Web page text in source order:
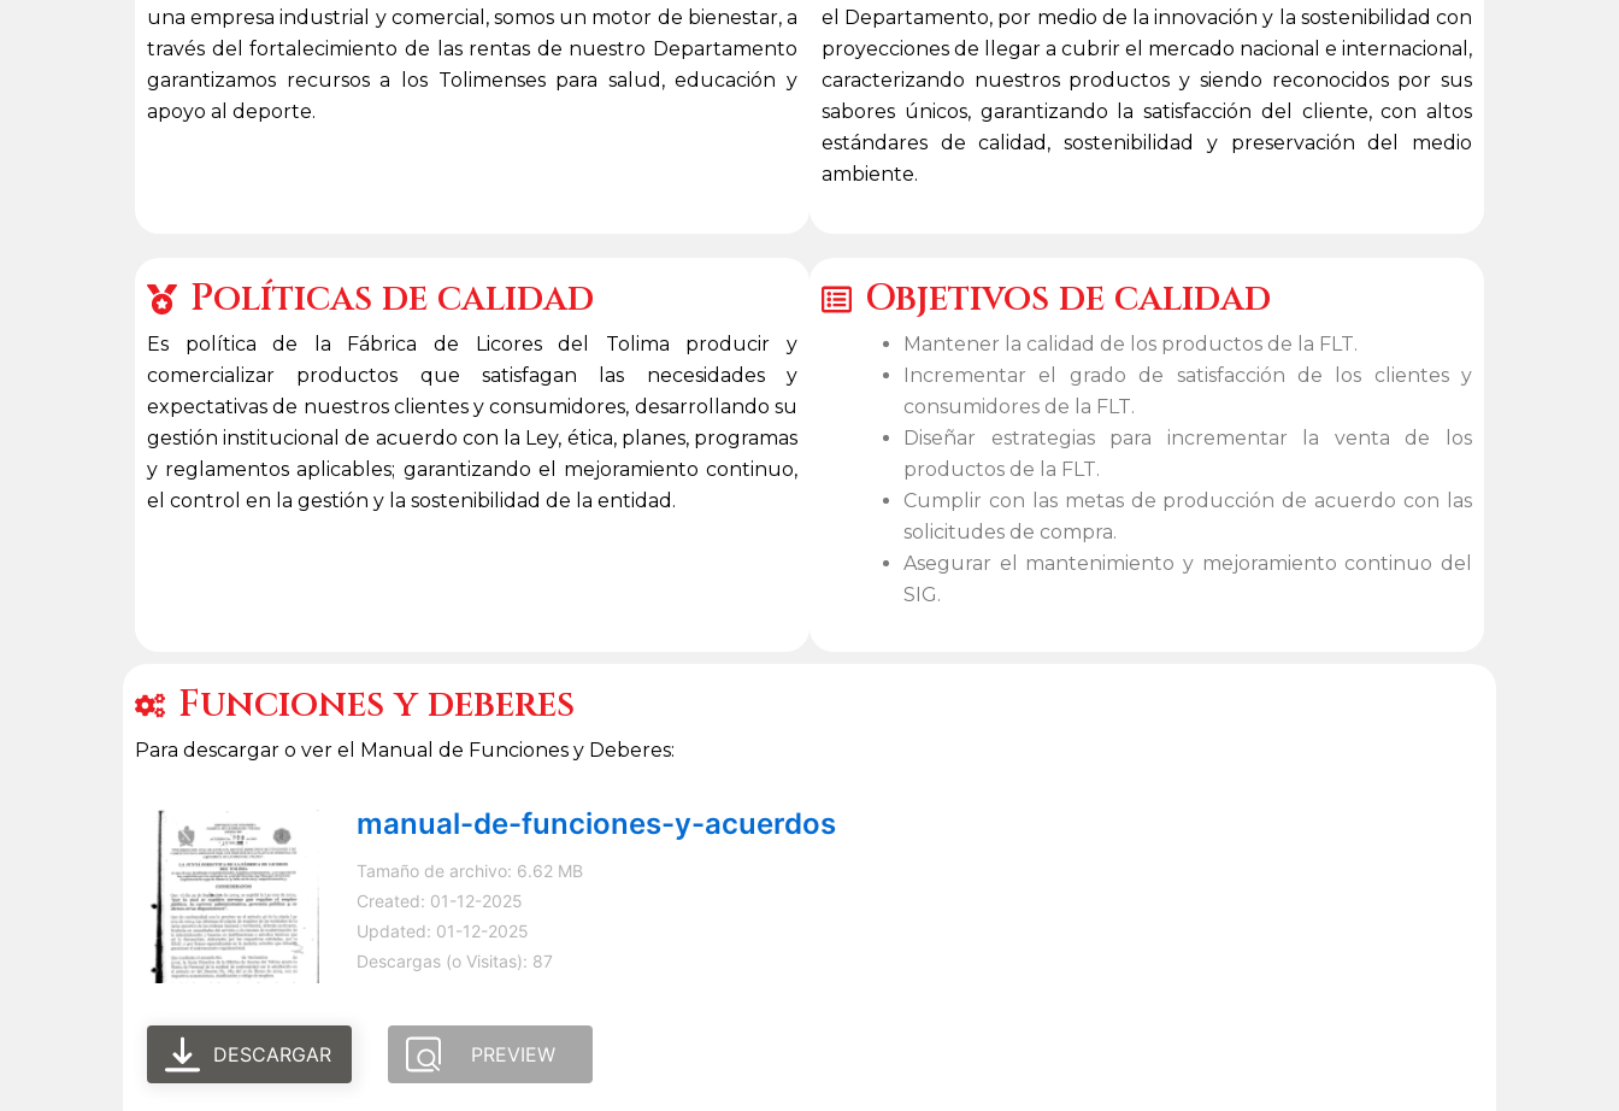
una empresa industrial y comercial, somos un motor de bienestar, a
través del fortalecimiento de las rentas de nuestro Departamento
garantizamos recursos a los Tolimenses para salud, educación y
apoyo al deporte.
el Departamento, por medio de la innovación y la sostenibilidad con
proyecciones de llegar a cubrir el mercado nacional e internacional,
caracterizando nuestros productos y siendo reconocidos por sus
sabores únicos, garantizando la satisfacción del cliente, con altos
estándares de calidad, sostenibilidad y preservación del medio
ambiente.
Políticas de calidad
Es política de la Fábrica de Licores del Tolima producir y
comercializar productos que satisfagan las necesidades y
expectativas de nuestros clientes y consumidores, desarrollando su
gestión institucional de acuerdo con la Ley, ética, planes, programas
y reglamentos aplicables; garantizando el mejoramiento continuo,
el control en la gestión y la sostenibilidad de la entidad.
Objetivos de calidad
Mantener la calidad de los productos de la FLT.​
Incrementar el grado de satisfacción de los clientes y
consumidores de la FLT.
Diseñar estrategias para incrementar la venta de los
productos de la FLT.
Cumplir con las metas de producción de acuerdo con las
solicitudes de compra.
Asegurar el mantenimiento y mejoramiento continuo del
SIG.
Funciones y deberes
Para descargar o ver el Manual de Funciones y Deberes:
manual-de-funciones-y-acuerdos
Tamaño de archivo: 6.62 MB
Created: 01-12-2025
Updated: 01-12-2025
Descargas (o Visitas): 87
DESCARGAR PREVIEW